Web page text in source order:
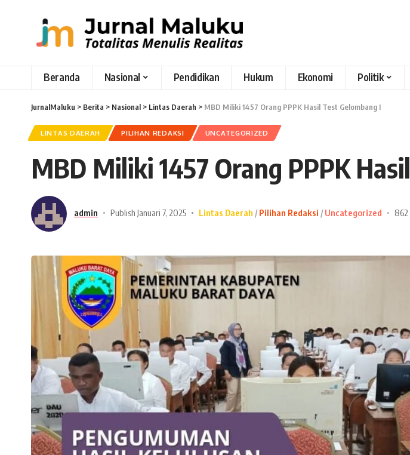
Beranda Nasional Pendidikan Hukum Ekonomi Politik
JurnalMaluku > Berita > Nasional > Lintas Daerah > MBD Miliki 1457 Orang PPPK Hasil Test Gelombang I
LINTAS DAERAH PILIHAN REDAKSI UNCATEGORIZED
MBD Miliki 1457 Orang PPPK
admin Publish Januari 7, 2025 Lintas Daerah Pilihan Redaksi Uncategorized 862